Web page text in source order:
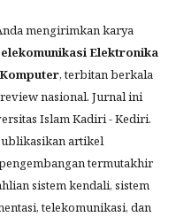
mengirimkan karya
Elektronika
, terbitan berkala
nasional. Jurnal ini
Islam Kadiri - Kediri.
artikel
termutakhir
sistem kendali, sistem
telekomunikasi, dan